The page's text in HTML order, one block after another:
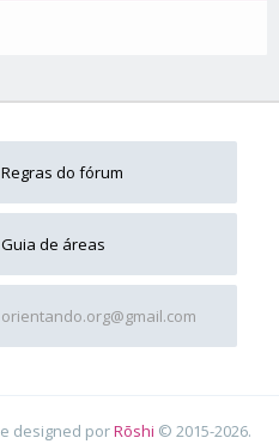
Regras do fórum
Guia de áreas
orientando.org@gmail.com
designed porRōshi © 2015-2026.